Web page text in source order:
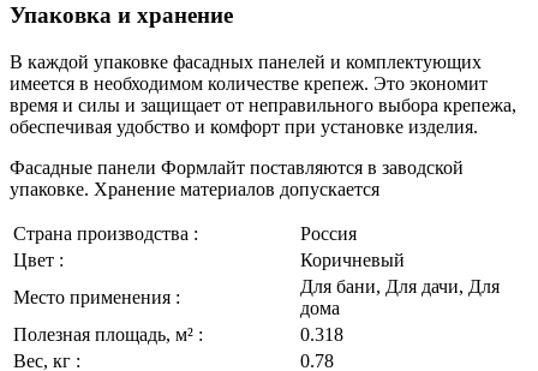
Упаковка и хранение
В каждой упаковке фасадных панелей и комплектующих
имеется в необходимом количестве крепеж. Это экономит
время и силы и защищает от неправильного выбора крепежа,
обеспечивая удобство и комфорт при установке изделия.
Фасадные панели Формлайт поставляются в заводской
упаковке. Хранение материалов допускается
Страна производства :
Россия
Цвет :
Коричневый
Место применения :
Для бани, Для дачи, Для
дома
Полезная площадь, м² :
0.318
Вес, кг :
0.78